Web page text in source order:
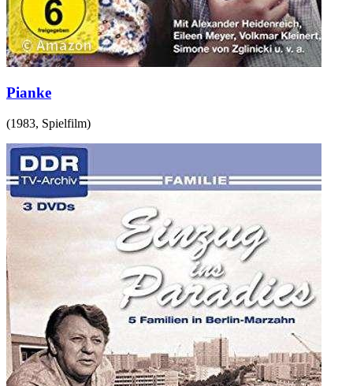
Pianke
(1983, Spielfilm)